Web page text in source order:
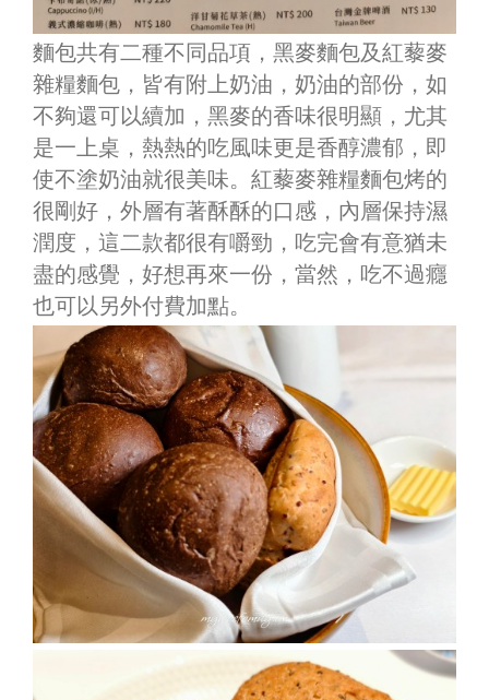
麵包共有二種不同品項，黑麥麵包及紅藜麥
雜糧麵包，皆有附上奶油，奶油的部份，如
不夠還可以續加，黑麥的香味很明顯，尤其
是一上桌，熱熱的吃風味更是香醇濃郁，即
使不塗奶油就很美味。紅藜麥雜糧麵包烤的
很剛好，外層有著酥酥的口感，內層保持濕
潤度，這二款都很有嚼勁，吃完會有意猶未
盡的感覺，好想再來一份，當然，吃不過癮
也可以另外付費加點。